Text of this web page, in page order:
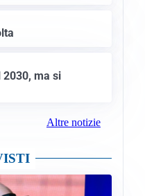
ma si
Altre notizie